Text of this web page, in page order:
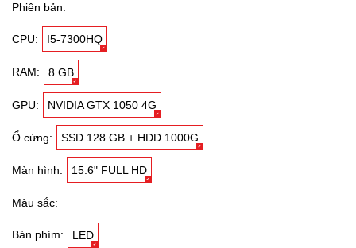
Phiên bản:
CPU: I5-7300HQ
RAM: 8 GB
GPU: NVIDIA GTX 1050 4G
Ổ cứng: SSD 128 GB + HDD 1000G
Màn hình: 15.6" FULL HD
Màu sắc:
Bàn phím: LED